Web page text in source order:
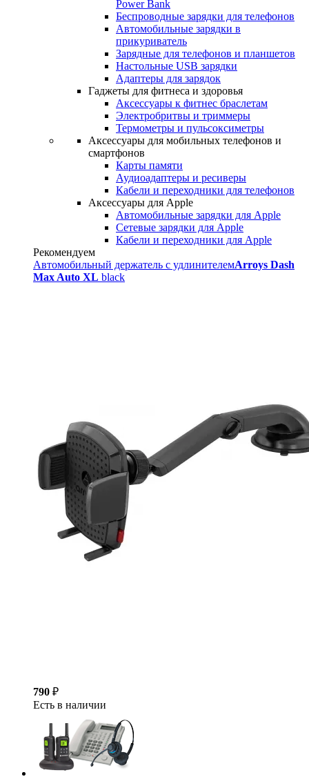
Power Bank
Беспроводные зарядки для телефонов
Автомобильные зарядки в
прикуриватель
Зарядные для телефонов и планшетов
Настольные USB зарядки
Адаптеры для зарядок
Гаджеты для фитнеса и здоровья
Аксессуары к фитнес браслетам
Электробритвы и триммеры
Термометры и пульсоксиметры
Аксессуары для мобильных телефонов и
смартфонов
Карты памяти
Аудиоадаптеры и ресиверы
Кабели и переходники для телефонов
Аксессуары для Apple
Автомобильные зарядки для Apple
Сетевые зарядки для Apple
Кабели и переходники для Apple
Рекомендуем
Автомобильный держатель с удлинителемArroys Dash
Max Auto XL black
790 ₽
Есть в наличии